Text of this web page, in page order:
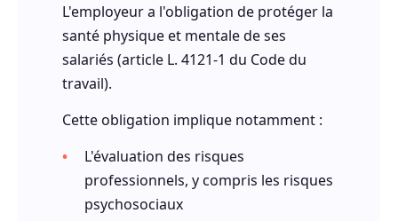
L'employeur a l'obligation de protéger la
santé physique et mentale de ses
salariés (article L. 4121-1 du Code du
travail).
Cette obligation implique notamment :
L'évaluation des risques
professionnels, y compris les risques
psychosociaux